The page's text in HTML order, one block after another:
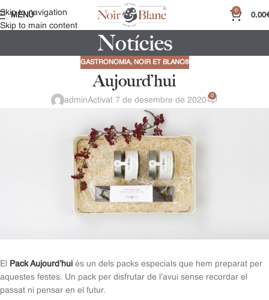
Skip to navigation
Skip to main content
MENÚ
0
0.00
Notícies
GASTRONOMIA, NOIR ET BLANC®
Aujourd’hui
adminActivat 7 de desembre de 2020
0
El Pack Aujourd’hui és un dels packs especials que hem preparat per
aquestes festes. Un pack per disfrutar de l’avui sense recordar el
passat ni pensar en el futur.